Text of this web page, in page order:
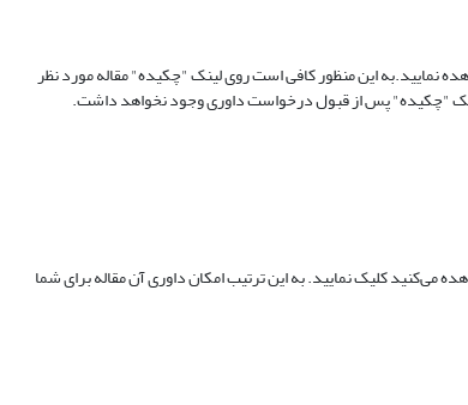
نمایید.به این منظور کافی است روی لینک "چکیده" مقاله مورد نظر
"چکیده" پس از قبول درخواست داوری وجود نخواهد داشت.
کلیک نمایید. به این ترتیب امکان داوری آن مقاله برای شما